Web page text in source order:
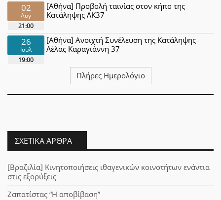
02
Αυγ
21:00
[Αθήνα] Προβολή ταινίας στον κήπο της
Κατάληψης ΛΚ37
26
Ιουλ
19:00
[Αθήνα] Ανοιχτή Συνέλευση της Κατάληψης
Λέλας Καραγιάννη 37
Πλήρες Ημερολόγιο
ΣΧΕΤΙΚΆ ΆΡΘΡΑ
[Βραζιλία] Κινητοποιήσεις ιθαγενικών κοινοτήτων ενάντια
στις εξορύξεις
Ζαπατίστας “Η αποβίβαση”